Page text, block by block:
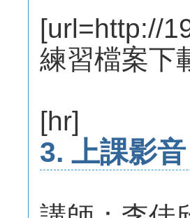
[url=http://
練習檔案下
[hr]
3. 上課影音